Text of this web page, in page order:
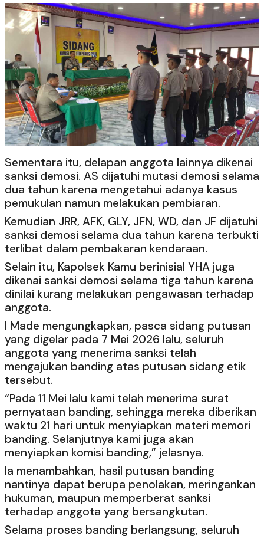
Sementara itu, delapan anggota lainnya dikenai
sanksi demosi. AS dijatuhi mutasi demosi selama
dua tahun karena mengetahui adanya kasus
pemukulan namun melakukan pembiaran.
Kemudian JRR, AFK, GLY, JFN, WD, dan JF dijatuhi
sanksi demosi selama dua tahun karena terbukti
terlibat dalam pembakaran kendaraan.
Selain itu, Kapolsek Kamu berinisial YHA juga
dikenai sanksi demosi selama tiga tahun karena
dinilai kurang melakukan pengawasan terhadap
anggota.
I Made mengungkapkan, pasca sidang putusan
yang digelar pada 7 Mei 2026 lalu, seluruh
anggota yang menerima sanksi telah
mengajukan banding atas putusan sidang etik
tersebut.
“Pada 11 Mei lalu kami telah menerima surat
pernyataan banding, sehingga mereka diberikan
waktu 21 hari untuk menyiapkan materi memori
banding. Selanjutnya kami juga akan
menyiapkan komisi banding,” jelasnya.
Ia menambahkan, hasil putusan banding
nantinya dapat berupa penolakan, meringankan
hukuman, maupun memperberat sanksi
terhadap anggota yang bersangkutan.
Selama proses banding berlangsung, seluruh